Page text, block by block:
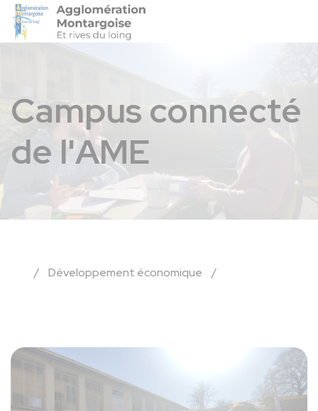
Campus connecté
de l'AME
/ Développement économique /